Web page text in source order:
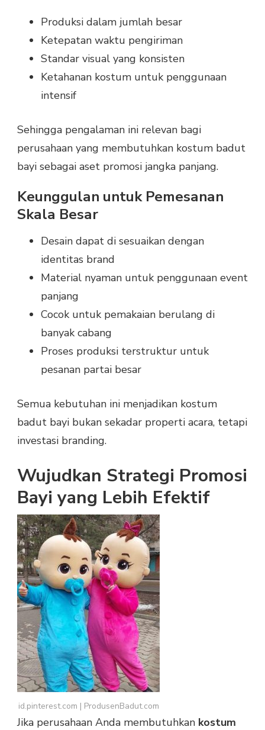
Produksi dalam jumlah besar
Ketepatan waktu pengiriman
Standar visual yang konsisten
Ketahanan kostum untuk penggunaan
intensif
Sehingga pengalaman ini relevan bagi
perusahaan yang membutuhkan kostum badut
bayi sebagai aset promosi jangka panjang.
Keunggulan untuk Pemesanan
Skala Besar
Desain dapat di sesuaikan dengan
identitas brand
Material nyaman untuk penggunaan event
panjang
Cocok untuk pemakaian berulang di
banyak cabang
Proses produksi terstruktur untuk
pesanan partai besar
Semua kebutuhan ini menjadikan kostum
badut bayi bukan sekadar properti acara, tetapi
investasi branding.
Wujudkan Strategi Promosi
Bayi yang Lebih Efektif
id.pinterest.com | ProdusenBadut.com
Jika perusahaan Anda membutuhkan kostum